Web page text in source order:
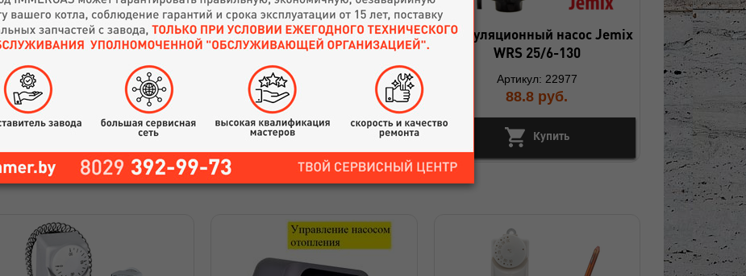
Котёл электрический Skat 7
Циркуляционный насос Valfex
VCP 25-60G
Артикул: 18019
81.03
Циркуляционный насос Jemix
WRS 25/6-130
Артикул: 22977
88.8 руб.
Купить